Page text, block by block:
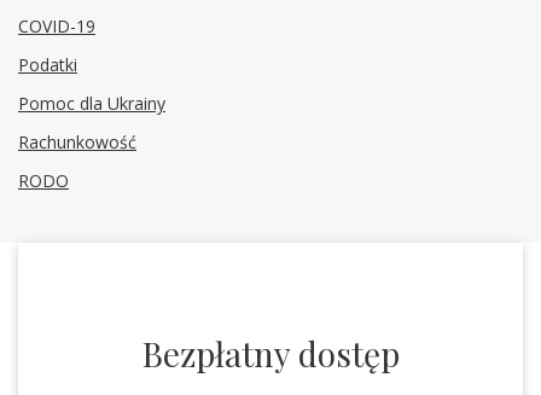
COVID-19
Podatki
Pomoc dla Ukrainy
Rachunkowość
RODO
Bezpłatny dostęp